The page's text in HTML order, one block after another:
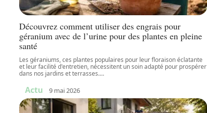
Découvrez comment utiliser des engrais pour
géranium avec de l’urine pour des plantes en pleine
santé
Les géraniums, ces plantes populaires pour leur floraison éclatante
et leur facilité d'entretien, nécessitent un soin adapté pour prospérer
dans nos jardins et terrasses.…
Actu 9 mai 2026